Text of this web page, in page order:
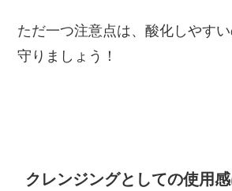
ただ一つ注意点は、酸化しやす
守りましょう！
クレンジングとしての使用